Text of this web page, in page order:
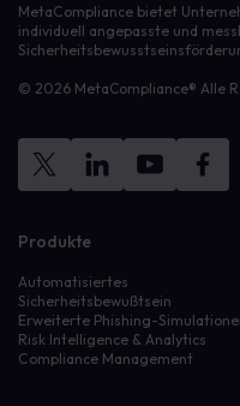
MetaCompliance bietet
individuell angepasste und
© 2026 MetaCompliance® Alle
Produkte
Automatisiertes
Sicherheitsbewußtsein
Erweiterte Phishing-
Risk Intelligence & Analytics
Compliance Management